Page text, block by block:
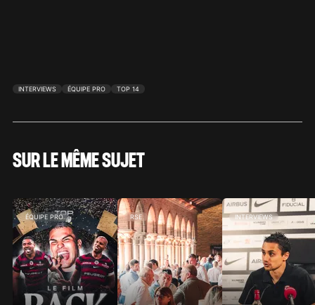
INTERVIEWS ÉQUIPE PRO TOP 14
SUR LE MÊME SUJET
ÉQUIPE PRO RSE INTERVIEWS